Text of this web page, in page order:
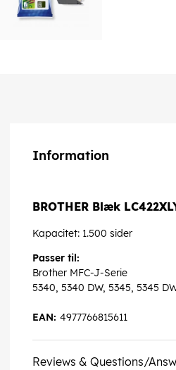
Information
BROTHER Blæk
Kapacitet: 1.500 sider
Passer til:
Brother MFC-J-Serie
5340, 5340 DW, 5345, 5345
4977766815611
EAN:
Reviews & Questions/